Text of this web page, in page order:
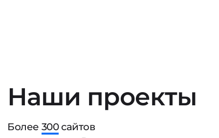
Наши проекты
Более 300сайтов